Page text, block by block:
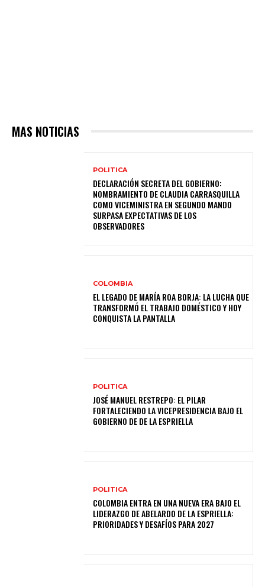
MAS NOTICIAS
POLITICA
DECLARACIÓN SECRETA DEL GOBIERNO:
NOMBRAMIENTO DE CLAUDIA CARRASQUILLA
COMO VICEMINISTRA EN SEGUNDO MANDO
SURPASA EXPECTATIVAS DE LOS
OBSERVADORES
COLOMBIA
EL LEGADO DE MARÍA ROA BORJA: LA LUCHA QUE
TRANSFORMÓ EL TRABAJO DOMÉSTICO Y HOY
CONQUISTA LA PANTALLA
POLITICA
JOSÉ MANUEL RESTREPO: EL PILAR
FORTALECIENDO LA VICEPRESIDENCIA BAJO EL
GOBIERNO DE DE LA ESPRIELLA
POLITICA
COLOMBIA ENTRA EN UNA NUEVA ERA BAJO EL
LIDERAZGO DE ABELARDO DE LA ESPRIELLA:
PRIORIDADES Y DESAFÍOS PARA 2027